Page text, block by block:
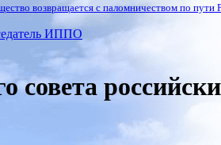
возвращается с паломничеством по пути
ИППО